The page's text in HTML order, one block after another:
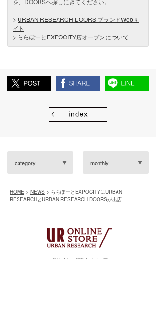
を、DOORSへ探しにきてください。
> URBAN RESEARCH DOORS ブランドWebサ
イト
> ららぽーとEXPOCITY店オープンについて
category monthly
HOME > NEWS > ららぽーとEXPOCITYにURBAN
RESEARCHとURBAN RESEARCH DOORSが出店
※別サイトへ移動します